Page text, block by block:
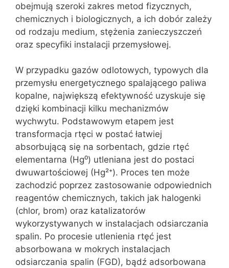
obejmują szeroki zakres metod fizycznych,
chemicznych i biologicznych, a ich dobór zależy
od rodzaju medium, stężenia zanieczyszczeń
oraz specyfiki instalacji przemysłowej.
W przypadku gazów odlotowych, typowych dla
przemysłu energetycznego spalającego paliwa
kopalne, największą efektywność uzyskuje się
dzięki kombinacji kilku mechanizmów
wychwytu. Podstawowym etapem jest
transformacja rtęci w postać łatwiej
absorbującą się na sorbentach, gdzie rtęć
elementarna (Hg⁰) utleniana jest do postaci
dwuwartościowej (Hg²⁺). Proces ten może
zachodzić poprzez zastosowanie odpowiednich
reagentów chemicznych, takich jak halogenki
(chlor, brom) oraz katalizatorów
wykorzystywanych w instalacjach odsiarczania
spalin. Po procesie utlenienia rtęć jest
absorbowana w mokrych instalacjach
odsiarczania spalin (FGD), bądź adsorbowana